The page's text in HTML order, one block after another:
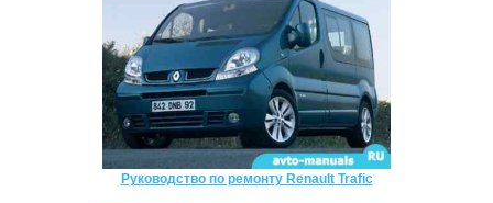
Руководство по ремонту Renault Trafic